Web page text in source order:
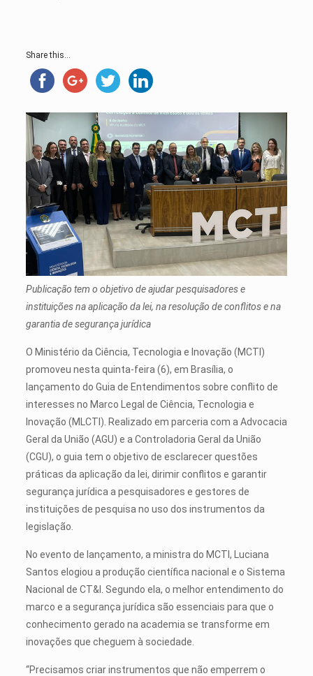
Share this...
Publicação tem o objetivo de ajudar pesquisadores e
instituições na aplicação da lei, na resolução de conflitos e na
garantia de segurança jurídica
O Ministério da Ciência, Tecnologia e Inovação (MCTI)
promoveu nesta quinta-feira (6), em Brasília, o
lançamento do Guia de Entendimentos sobre conflito de
interesses no Marco Legal de Ciência, Tecnologia e
Inovação (MLCTI). Realizado em parceria com a Advocacia
Geral da União (AGU) e a Controladoria Geral da União
(CGU), o guia tem o objetivo de esclarecer questões
práticas da aplicação da lei, dirimir conflitos e garantir
segurança jurídica a pesquisadores e gestores de
instituições de pesquisa no uso dos instrumentos da
legislação.
No evento de lançamento, a ministra do MCTI, Luciana
Santos elogiou a produção científica nacional e o Sistema
Nacional de CT&I. Segundo ela, o melhor entendimento do
marco e a segurança jurídica são essenciais para que o
conhecimento gerado na academia se transforme em
inovações que cheguem à sociedade.
“Precisamos criar instrumentos que não emperrem o